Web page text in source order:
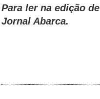
Para ler na edição de
Jornal Abarca.